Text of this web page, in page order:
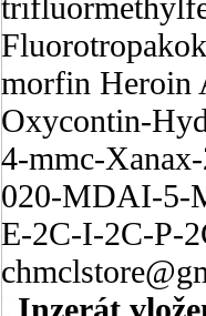
morfin Heroin
Oxycontin-
4-mmc-
020-MDAI-5-
E-2C-I-2C-P-